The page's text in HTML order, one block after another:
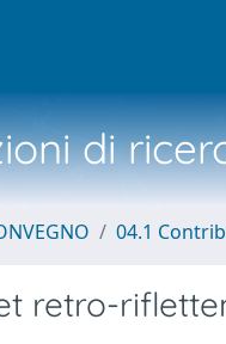
di
04.1
retro-